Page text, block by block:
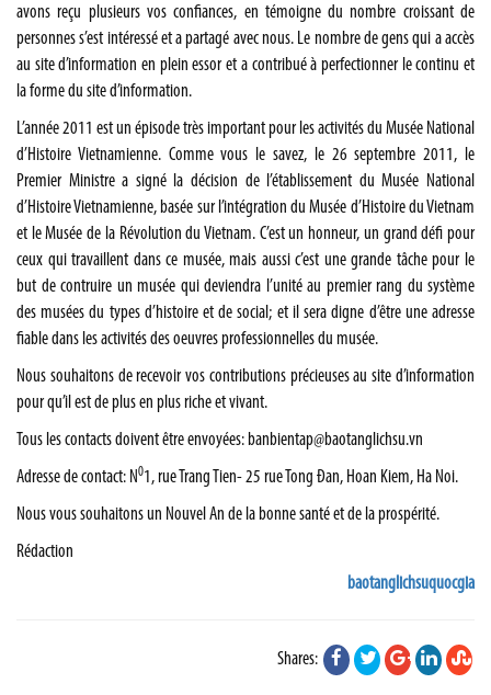
avons reçu plusieurs vos confiances, en témoigne du nombre croissant de
personnes s’est intéressé et a partagé avec nous. Le nombre de gens qui a accès
au site d’information en plein essor et a contribué à perfectionner le continu et
la forme du site d’information.
L’année 2011 est un épisode très important pour les activités du Musée National
d’Histoire Vietnamienne. Comme vous le savez, le 26 septembre 2011, le
Premier Ministre a signé la décision de l’établissement du Musée National
d’Histoire Vietnamienne, basée sur l’intégration du Musée d’Histoire du Vietnam
et le Musée de la Révolution du Vietnam. C’est un honneur, un grand défi pour
ceux qui travaillent dans ce musée, mais aussi c’est une grande tâche pour le
but de contruire un musée qui deviendra l’unité au premier rang du système
des musées du types d’histoire et de social; et il sera digne d’être une adresse
fiable dans les activités des oeuvres professionnelles du musée.
Nous souhaitons de recevoir vos contributions précieuses au site d’information
pour qu’il est de plus en plus riche et vivant.
Tous les contacts doivent être envoyées: banbientap@baotanglichsu.vn
Adresse de contact: N01, rue Trang Tien- 25 rue Tong Đan, Hoan Kiem, Ha Noi.
Nous vous souhaitons un Nouvel An de la bonne santé et de la prospérité.
Rédaction
baotanglichsuquocgia
Shares: